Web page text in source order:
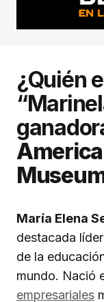
¿Quién
María Elena
destacada
de la
mundo. Nació
empresariales